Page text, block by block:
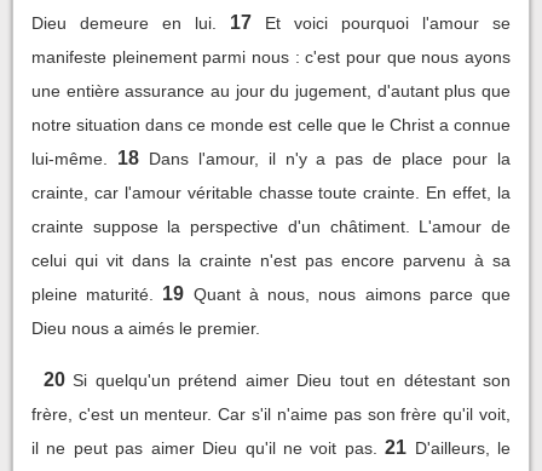
Dieu demeure en lui.
17
Et voici pourquoi l'amour se
manifeste pleinement parmi nous : c'est pour que nous ayons
une entière assurance au jour du jugement, d'autant plus que
notre situation dans ce monde est celle que le Christ a connue
lui-même.
18 Dans l'amour, il n'y a pas de place pour la
crainte, car l'amour véritable chasse toute crainte. En effet, la
crainte suppose la perspective d'un châtiment. L'amour de
celui qui vit dans la crainte n'est pas encore parvenu à sa
pleine maturité.
19 Quant à nous, nous aimons parce que
Dieu nous a aimés le premier.
20 Si quelqu'un prétend aimer Dieu tout en détestant son
frère, c'est un menteur. Car s'il n'aime pas son frère qu'il voit,
il ne peut pas aimer Dieu qu'il ne voit pas.
21 D'ailleurs, le